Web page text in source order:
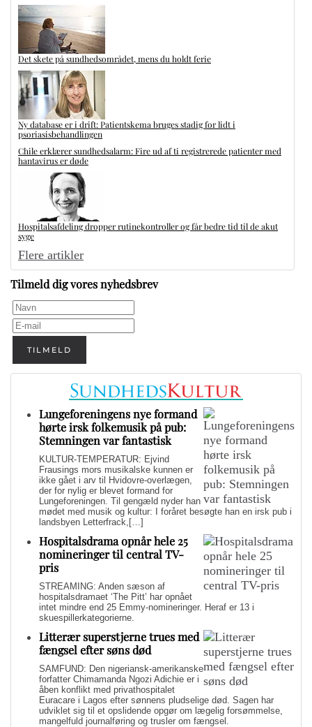
Det skete på sundhedsområdet, mens du holdt ferie
Ny database er i drift: Patientskema bruges stadig for lidt i
psoriasisbehandlingen
Chile erklærer sundhedsalarm: Fire ud af ti registrerede patienter med
hantavirus er døde
Hospitalsafdeling dropper rutinekontroller og får bedre tid til de akut
syge
Flere artikler
Tilmeld dig vores nyhedsbrev
TILMELD
Lungeforeningens nye formand
hørte irsk folkemusik på pub:
Stemningen var fantastisk
KULTUR-TEMPERATUR: Ejvind
Frausings mors musikalske kunnen er
ikke gået i arv til Hvidovre-overlægen,
der for nylig er blevet formand for
Lungeforeningen. Til gengæld nyder han
mødet med musik og kultur: I foråret besøgte han en irsk pub i
landsbyen Letterfrack,[…]
Hospitalsdrama opnår hele 25
nomineringer til central TV-
pris
STREAMING: Anden sæson af
hospitalsdramaet ‘The Pitt’ har opnået
intet mindre end 25 Emmy-nomineringer. Heraf er 13 i
skuespillerkategorierne.
Litterær superstjerne trues med
fængsel efter søns død
SAMFUND: Den nigeriansk-amerikanske
forfatter Chimamanda Ngozi Adichie er i
åben konflikt med privathospitalet
Euracare i Lagos efter sønnens pludselige død. Sagen har
udviklet sig til et opslidende opgør om lægelig forsømmelse,
mangelfuld journalføring og trusler om fængsel.